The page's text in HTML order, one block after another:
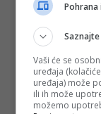
#svetozar
Vaši će se
uređaja
uređaja) može
ili ih može
možemo